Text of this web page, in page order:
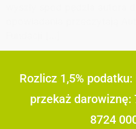
Rozlicz 1,5%
przekaż darowiznę:
8724